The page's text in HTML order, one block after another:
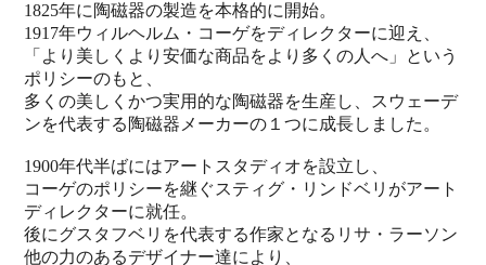
1825年に陶磁器の製造を本格的に開始。
1917年ウィルヘルム・コーゲをディレクターに迎え、
「より美しくより安価な商品をより多くの人へ」という
ポリシーのもと、
多くの美しくかつ実用的な陶磁器を生産し、スウェーデ
ンを代表する陶磁器メーカーの１つに成長しました。
1900年代半ばにはアートスタディオを設立し、
コーゲのポリシーを継ぐスティグ・リンドベリがアート
ディレクターに就任。
後にグスタフベリを代表する作家となるリサ・ラーソン
他の力のあるデザイナー達により、